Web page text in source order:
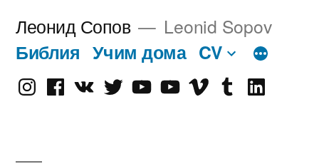
Леонид Сопов Leonid Sopov
Библия Учим дома CV
InstagramFacebook
VK TwitterYoutube
Old Vimeotumblrlinkedin